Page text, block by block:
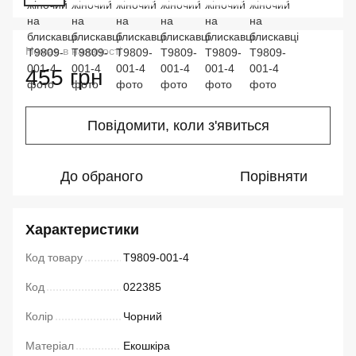
Немає в наявності
455 грн
Повідомити, коли з'явиться
До обраного Порівняти
Характеристики
Код товару T9809-001-4
Код 022385
Колір Чорний
Матеріал Екошкіра